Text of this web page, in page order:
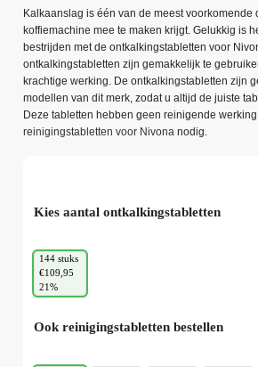
Kalkaanslag is één van de meest voorkomende
koffiemachine mee te maken krijgt. Gelukkig is
bestrijden met de ontkalkingstabletten voor
ontkalkingstabletten zijn gemakkelijk te
krachtige werking. De ontkalkingstabletten zijn
modellen van dit merk, zodat u altijd de juiste
Deze tabletten hebben geen reinigende
reinigingstabletten voor Nivona nodig.
Kies aantal ontkalkingstabletten
144 stuks
€109,95
21%
Ook reinigingstabletten bestellen